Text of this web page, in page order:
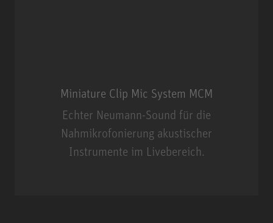
Miniature Clip Mic System MCM
Echter Neumann-Sound für die
Nahmikrofonierung akustischer
Instrumente im Livebereich.